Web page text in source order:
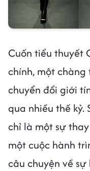
Cuốn tiểu thuyết
chính, một
chuyển đổi giới
qua nhiều thế kỷ.
chỉ là một sự
một cuộc hành
câu chuyện về